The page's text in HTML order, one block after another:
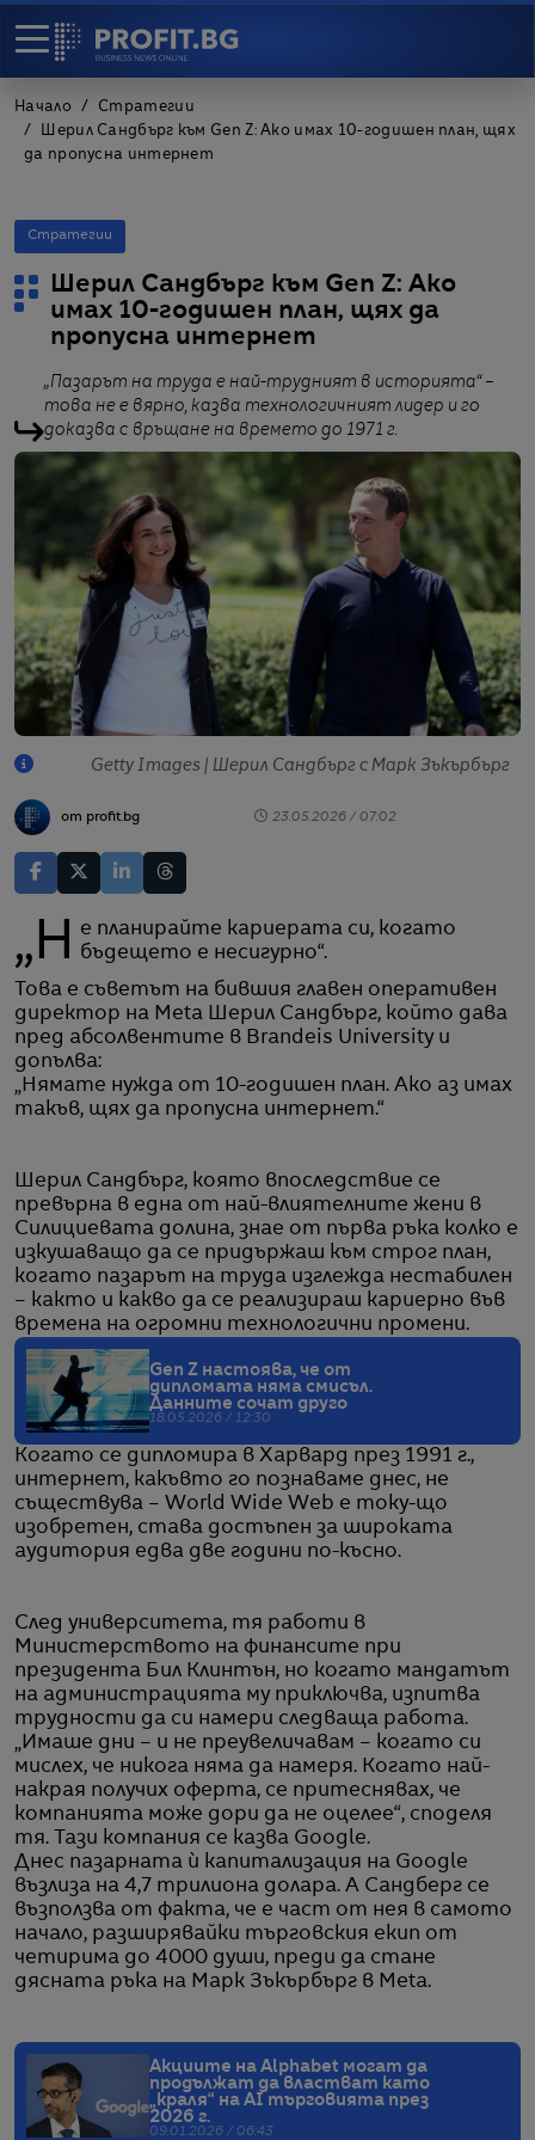
Начало
Стратегии
Шерил Сандбърг към Gen Z: Ако имах 10-годишен план, щях
да пропусна интернет
Стратегии
Шерил Сандбърг към Gen Z: Ако
имах 10-годишен план, щях да
пропусна интернет
„Пазарът на труда е най-трудният в историята“ –
това не е вярно, казва технологичният лидер и го
доказва с връщане на времето до 1971 г.
Getty Images | Шерил Сандбърг с Марк Зъкърбърг
от profit.bg 23.05.2026 / 07:02
„Не планирайте кариерата си, когато
бъдещето е несигурно“.
Това е съветът на бившия главен оперативен
директор на Meta Шерил Сандбърг, който дава
пред абсолвентите в Brandeis University и
допълва:
„Нямате нужда от 10-годишен план. Ако аз имах
такъв, щях да пропусна интернет.“
Шерил Сандбърг, която впоследствие се
превърна в една от най-влиятелните жени в
Силициевата долина, знае от първа ръка колко е
изкушаващо да се придържаш към строг план,
когато пазарът на труда изглежда нестабилен
– както и какво да се реализираш кариерно във
времена на огромни технологични промени.
Gen Z настоява, че от
дипломата няма смисъл.
Данните сочат друго
18.05.2026 / 12:30
Когато се дипломира в Харвард през 1991 г.,
интернет, какъвто го познаваме днес, не
съществува – World Wide Web е току-що
изобретен, става достъпен за широката
аудитория едва две години по-късно.
След университета, тя работи в
Министерството на финансите при
президента Бил Клинтън, но когато мандатът
на администрацията му приключва, изпитва
трудности да си намери следваща работа.
„Имаше дни – и не преувеличавам – когато си
мислех, че никога няма да намеря. Когато най-
накрая получих оферта, се притеснявах, че
компанията може дори да не оцелее“, споделя
тя. Тази компания се казва Google.
Днес пазарната ѝ капитализация на Google
възлиза на 4,7 трилиона долара. А Сандберг се
възползва от факта, че е част от нея в самото
начало, разширявайки търговския екип от
четирима до 4000 души, преди да стане
дясната ръка на Марк Зъкърбърг в Meta.
Акциите на Alphabet могат да
продължат да властват като
„краля“ на AI търговията през
2026 г.
09.01.2026 / 06:43